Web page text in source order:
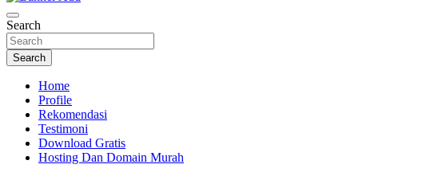
Search
Search
Home
Profile
Rekomendasi
Testimoni
Download Gratis
Hosting Dan Domain Murah